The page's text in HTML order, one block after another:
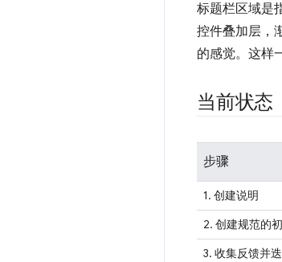
标题栏区域是
控件叠加层，
的感觉。这样
当前状态
步骤
1. 创建说明
2. 创建规范的
3. 收集反馈并